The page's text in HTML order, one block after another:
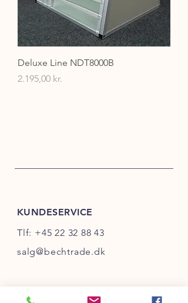
Deluxe Line NDT8000B
Pris
2.195,00 kr.
KUNDESERVICE
Tlf: +45 22 32 88 43
salg@bechtrade.dk
INFO